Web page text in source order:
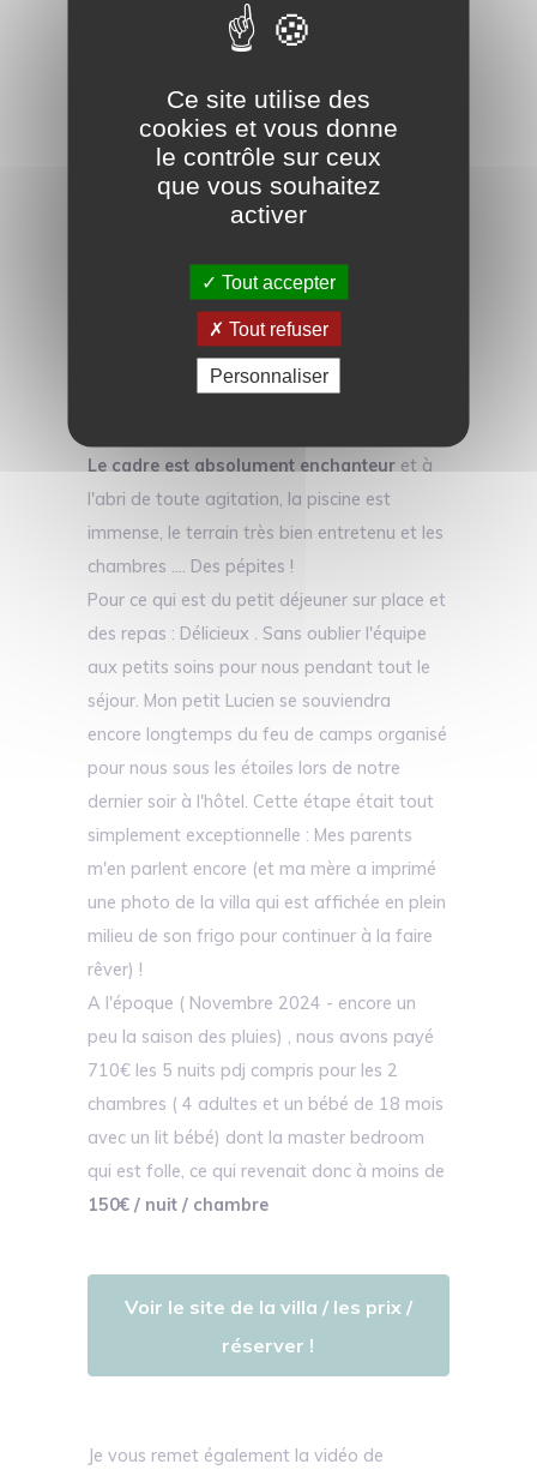
Midigama plantation villa : Un vrai coup de cœur !
Le cadre est absolument enchanteur et à
l'abri de toute agitation, la piscine est
immense, le terrain très bien entretenu et les
chambres .... Des pépites !
Pour ce qui est du petit déjeuner sur place et
des repas : Délicieux . Sans oublier l'équipe
aux petits soins pour nous pendant tout le
séjour. Mon petit Lucien se souviendra
encore longtemps du feu de camps organisé
pour nous sous les étoiles lors de notre
dernier soir à l'hôtel. Cette étape était tout
simplement exceptionnelle : Mes parents
m'en parlent encore (et ma mère a imprimé
une photo de la villa qui est affichée en plein
milieu de son frigo pour continuer à la faire
rêver) !
A l'époque ( Novembre 2024 - encore un
peu la saison des pluies) , nous avons payé
710€ les 5 nuits pdj compris pour les 2
chambres ( 4 adultes et un bébé de 18 mois
avec un lit bébé) dont la master bedroom
qui est folle, ce qui revenait donc à moins de
150€ / nuit / chambre
Voir le site de la villa / les prix /
réserver !
Je vous remet également la vidéo de
Ce site utilise des
cookies et vous donne
le contrôle sur ceux
que vous souhaitez
activer
Tout accepter
Tout refuser
Personnaliser